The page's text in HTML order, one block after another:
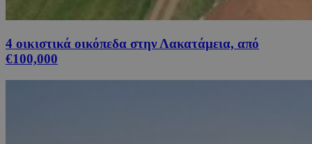
4 οικιστικά οικόπεδα στην Λακατάμεια, από
€100,000